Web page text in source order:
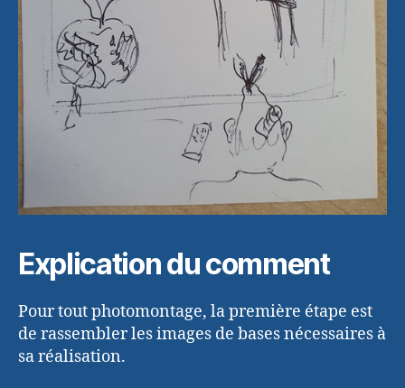
Explication du comment
Pour tout photomontage, la première étape est
de rassembler les images de bases nécessaires à
sa réalisation.